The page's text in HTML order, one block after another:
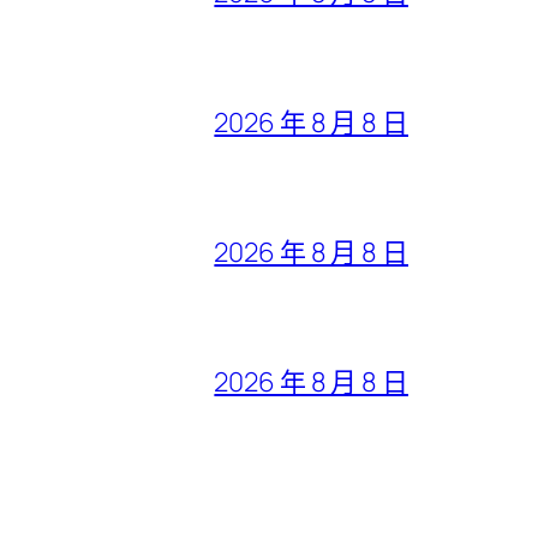
2026 年 8 月 8 日
2026 年 8 月 8 日
2026 年 8 月 8 日